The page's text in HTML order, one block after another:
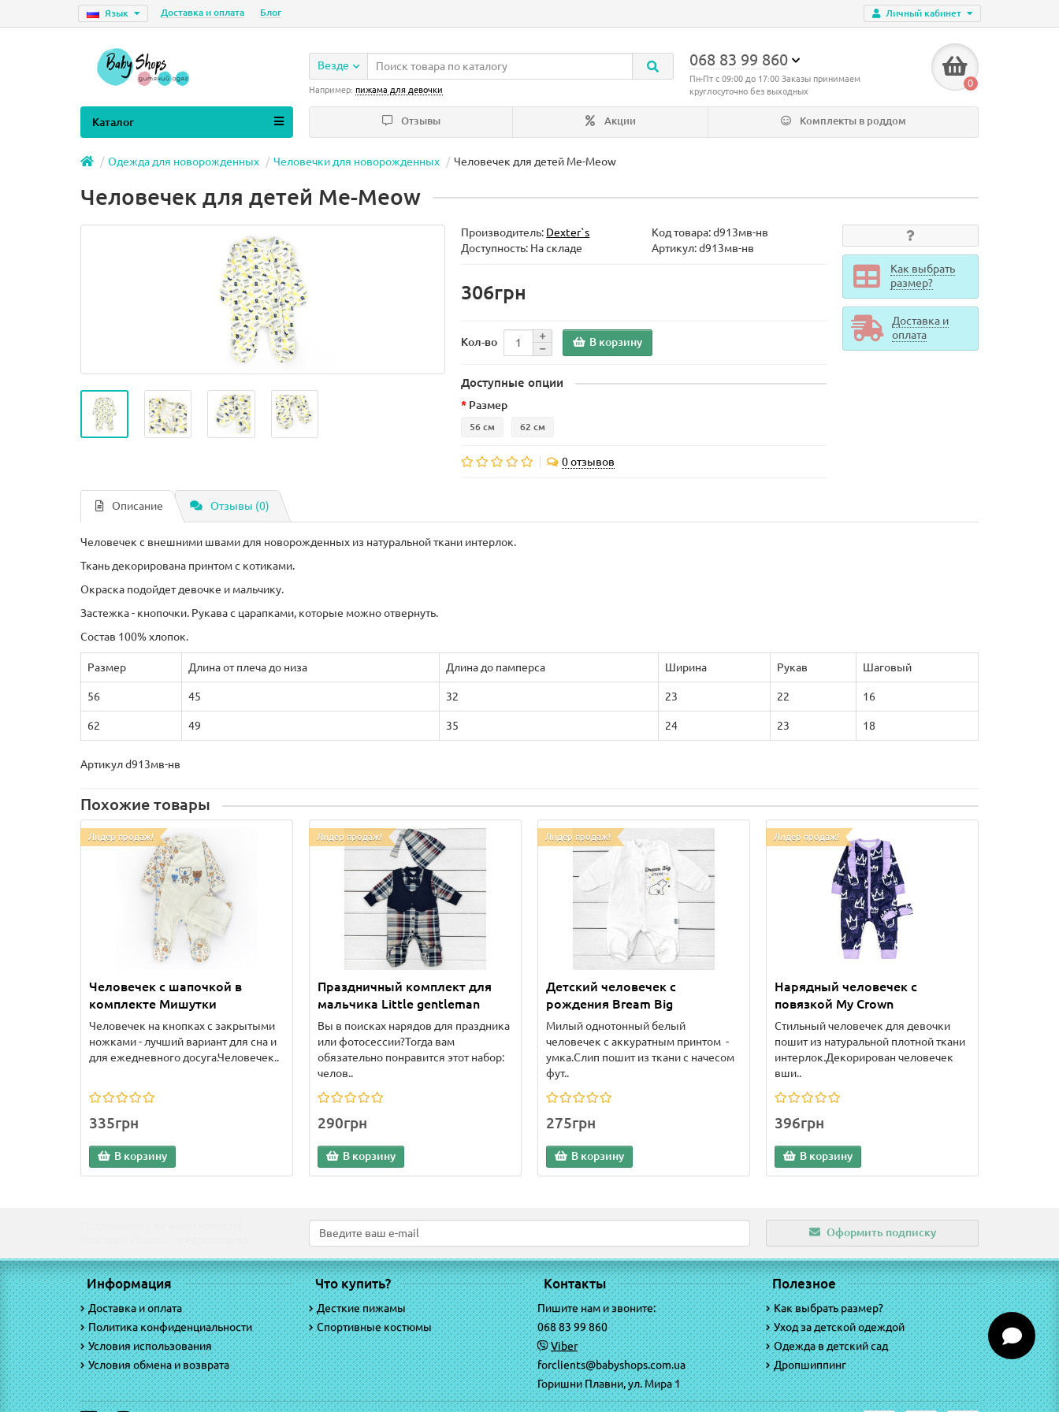
Личный кабинет
Язык Доставка и оплата Блог
068 83 99 860
Пн-Пт с 09:00 до 17:00 Заказы принимаем
круглосуточно без выходных
0
Везде
Например: пижама для девочки
Отзывы Акции Комплекты в роддом
Каталог
Одежда для новорожденных Человечки для новорожденных Человечек для детей Me-Meow
Человечек для детей Me-Meow
Производитель: Dexter`s Код товара:d913мв-нв
Доступность: На складе
Артикул: d913мв-нв
306грн
Кол-во В корзину
Доступные опции
Размер
56 см 62 см
0 отзывов
Как выбрать
размер?
Доставка и
оплата
Описание Отзывы (0)
Человечек с внешними швами для новорожденных из натуральной ткани интерлок.
Ткань декорирована принтом с котиками.
Окраска подойдет девочке и мальчику.
Застежка - кнопочки. Рукава с царапками, которые можно отвернуть.
Состав 100% хлопок.
Размер Длина от плеча до низа Длина до памперса Ширина Рукав Шаговый
56 45 32 23 22 16
62 49 35 24 23 18
Артикул d913мв-нв
Похожие товары
Лидер продаж!
Человечек с шапочкой в
комплекте Мишутки
Человечек на кнопках с закрытыми
ножками - лучший вариант для сна и
для ежедневного досуга.Человечек..
335грн
В корзину
Лидер продаж!
Праздничный комплект для
мальчика Little gentleman
Вы в поисках нарядов для праздника
или фотосессии?Тогда вам
обязательно понравится этот набор:
челов..
290грн
В корзину
Лидер продаж!
Детский человечек с
рождения Bream Big
Милый однотонный белый
человечек с аккуратным принтом -
умка.Слип пошит из ткани с начесом
фут..
275грн
В корзину
Лидер продаж!
Нарядный человечек с
повязкой My Crown
Стильный человечек для девочки
пошит из натуральной плотной ткани
интерлок.Декорирован человечек
вши..
396грн
В корзину
Оформить подписку
Информация
Доставка и оплата
Политика конфиденциальности
Условия использования
Условия обмена и возврата
Что купить?
Десткие пижамы
Спортивные костюмы
Контакты
Пишите нам и звоните:
068 83 99 860
Viber
forclients@babyshops.com.ua
Горишни Плавни, ул. Мира 1
Полезное
Как выбрать размер?
Уход за детской одеждой
Одежда в детский сад
Дропшиппинг